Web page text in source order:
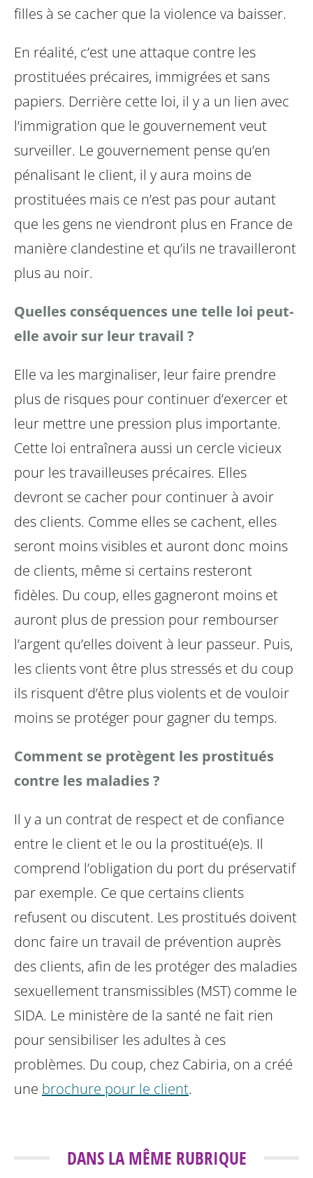
filles à se cacher que la violence va baisser.
En réalité, c’est une attaque contre les
prostituées précaires, immigrées et sans
papiers. Derrière cette loi, il y a un lien avec
l’immigration que le gouvernement veut
surveiller. Le gouvernement pense qu’en
pénalisant le client, il y aura moins de
prostituées mais ce n’est pas pour autant
que les gens ne viendront plus en France de
manière clandestine et qu’ils ne travailleront
plus au noir.
Quelles conséquences une telle loi peut-
elle avoir sur leur travail ?
Elle va les marginaliser, leur faire prendre
plus de risques pour continuer d’exercer et
leur mettre une pression plus importante.
Cette loi entraînera aussi un cercle vicieux
pour les travailleuses précaires. Elles
devront se cacher pour continuer à avoir
des clients. Comme elles se cachent, elles
seront moins visibles et auront donc moins
de clients, même si certains resteront
fidèles. Du coup, elles gagneront moins et
auront plus de pression pour rembourser
l’argent qu’elles doivent à leur passeur. Puis,
les clients vont être plus stressés et du coup
ils risquent d’être plus violents et de vouloir
moins se protéger pour gagner du temps.
Comment se protègent les prostitués
contre les maladies ?
Il y a un contrat de respect et de confiance
entre le client et le ou la prostitué(e)s. Il
comprend l’obligation du port du préservatif
par exemple. Ce que certains clients
refusent ou discutent. Les prostitués doivent
donc faire un travail de prévention auprès
des clients, afin de les protéger des maladies
sexuellement transmissibles (MST) comme le
SIDA. Le ministère de la santé ne fait rien
pour sensibiliser les adultes à ces
problèmes. Du coup, chez Cabiria, on a créé
une brochure pour le client.
DANS LA MÊME RUBRIQUE